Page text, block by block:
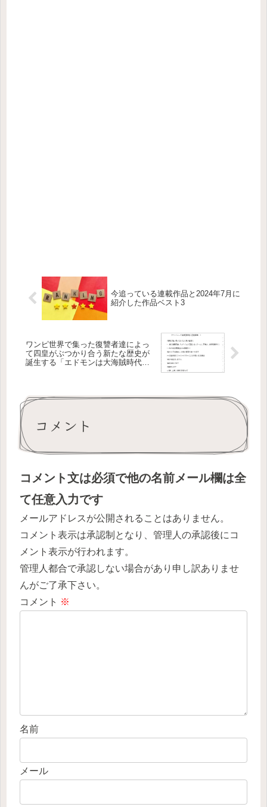
今追っている連載作品と2024年7月に
紹介した作品ベスト3
ワンピ世界で集った復讐者達によっ
て四皇がぶつかり合う新たな歴史が
誕生する「エドモンは大海賊時代で
コメント
コメント文は必須で他の名前メール欄は全
て任意入力です
メールアドレスが公開されることはありません。
コメント表示は承認制となり、管理人の承認後にコ
メント表示が行われます。
管理人都合で承認しない場合があり申し訳ありませ
んがご了承下さい。
コメント ※
名前
メール